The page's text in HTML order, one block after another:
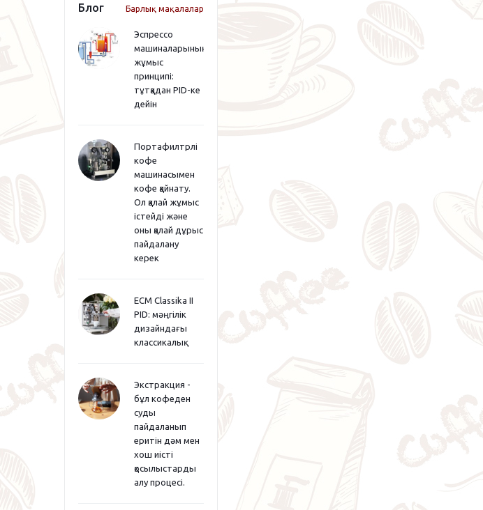
Блог Барлық мақалалар
Эспрессо
машиналарының
жұмыс
принципі:
тұтқадан PID-ке
дейін
Портафилтрлі
кофе
машинасымен
кофе қайнату.
Ол қалай жұмыс
істейді және
оны қалай дұрыс
пайдалану
керек
ECM Classika II
PID: мәңгілік
дизайндағы
классикалық
Экстракция -
бұл кофеден
суды
пайдаланып
еритін дәм мен
хош иісті
қосылыстарды
алу процесі.